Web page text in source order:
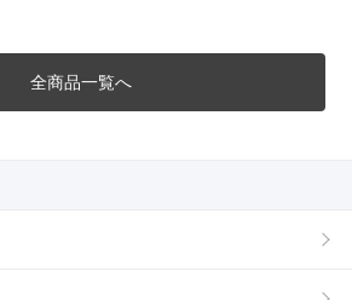
全商品一覧へ